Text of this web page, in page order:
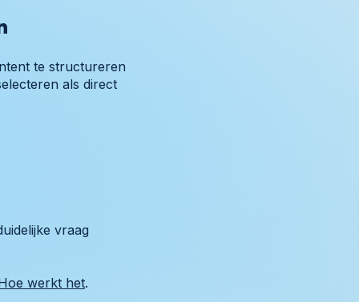
te structureren
als direct
vraag
werkt het.